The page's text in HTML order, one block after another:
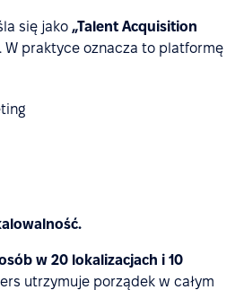
się jako „Talent Acquisition
W praktyce oznacza to platformę
w 20 lokalizacjach i 10
utrzymuje porządek w całym